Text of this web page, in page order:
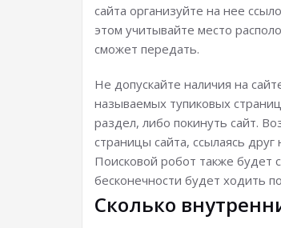
сайта организуйте на нее
этом учитывайте место
сможет передать.
Не допускайте наличия на
называемых тупиковых
раздел, либо покинуть сайт.
страницы сайта, ссылаясь
Поисковой робот также будет
бесконечности будет ходить
Сколько